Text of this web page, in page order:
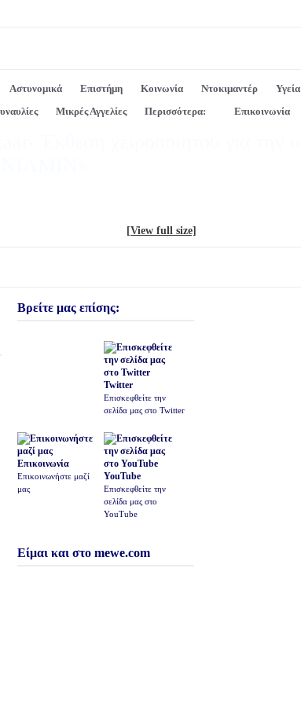
Αστυνομικά Επιστήμη Κοινωνία Ντοκιμαντέρ Υγεία
Μικρές Αγγελίες Περισσότερα: Επικοινωνία
[View full size]
Βρείτε μας επίσης:
Twitter
Επισκεφθείτε την
σελίδα μας στο Twitter
Επικοινωνία
Επικοινωνήστε μαζί
μας
YouTube
Επισκεφθείτε την
σελίδα μας στο
YouTube
Είμαι και στο mewe.com